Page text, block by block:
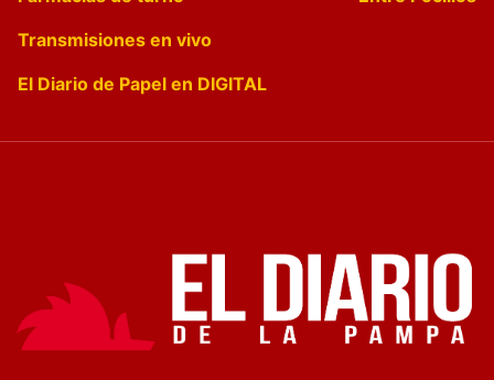
Transmisiones en vivo
El Diario de Papel en DIGITAL